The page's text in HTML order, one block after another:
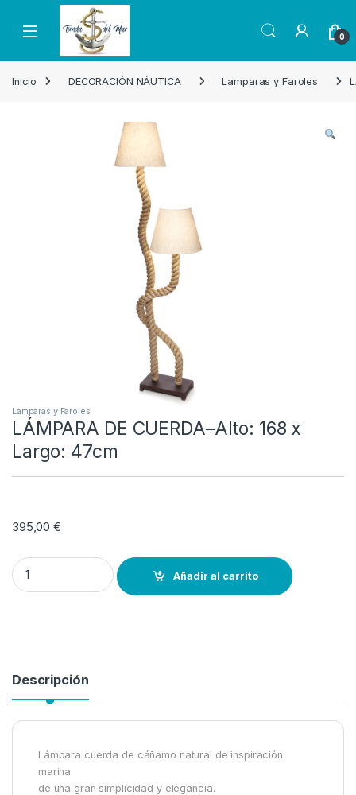
Skip to navigation
Skip to content
Open 0
Inicio DECORACIÓN NÁUTICA Lamparas y Faroles
Lamparas y Faroles
LÁMPARA DE CUERDA–Alto: 168 x
Largo: 47cm
395,00€
LÁMPARA DE CUERDA–Alto: 168 x Largo: 47cm quantity
Añadir al carrito
Descripción
Lámpara cuerda de cáñamo natural de inspiración
marina
de una gran simplicidad y elegancia.